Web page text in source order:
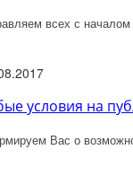
всех с началом
условия на
Вас о